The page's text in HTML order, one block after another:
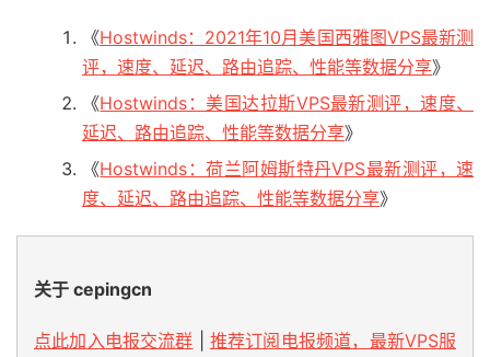
《Hostwinds：2021年10月美国西雅图VPS最新测
评，速度、延迟、路由追踪、性能等数据分享》
《Hostwinds：美国达拉斯VPS最新测评，速度、
延迟、路由追踪、性能等数据分享》
《Hostwinds：荷兰阿姆斯特丹VPS最新测评，速
度、延迟、路由追踪、性能等数据分享》
关于 cepingcn
点此加入电报交流群
推荐订阅电报频道，最新VPS服